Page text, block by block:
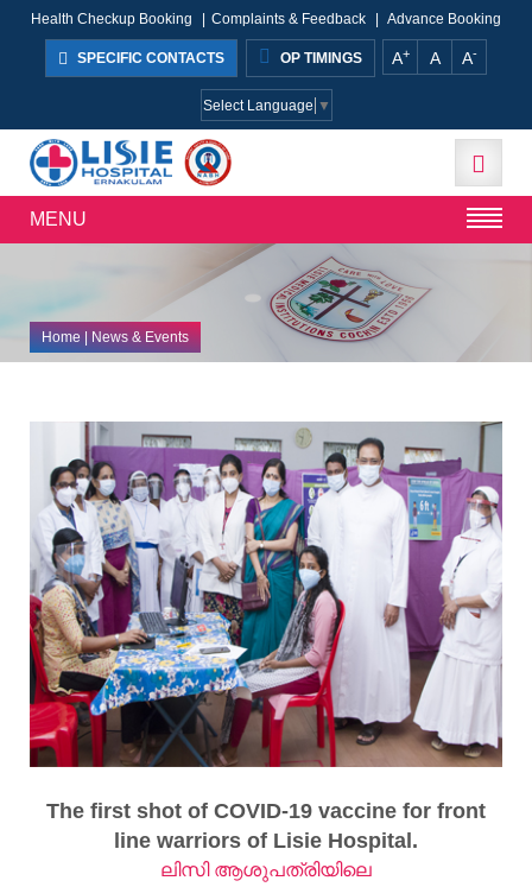
Health Checkup Booking Complaints & Feedback Advance Booking
SPECIFIC CONTACTS OP TIMINGS A+ A A-
Select Language ▼
MENU
Home| News & Events
The first shot of COVID-19 vaccine for front
line warriors of Lisie Hospital.
ലിസി ആശുപത്രിയിലെ